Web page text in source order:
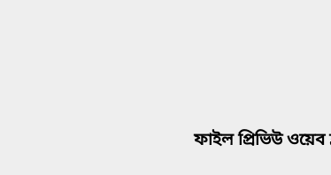
ফাইল প্রিভিউ ওয়েব